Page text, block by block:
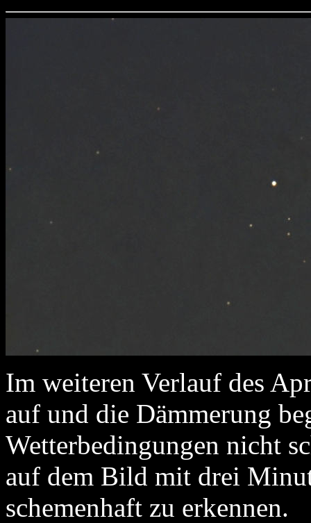
Im weiteren Verlauf des
auf und die Dämmerung
Wetterbedingungen nicht
auf dem Bild mit drei
schemenhaft zu erkennen.